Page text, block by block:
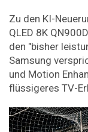
Zu den KI-
QLED 8K
den "bisher
Samsung
und Motion
flüssigeres TV-